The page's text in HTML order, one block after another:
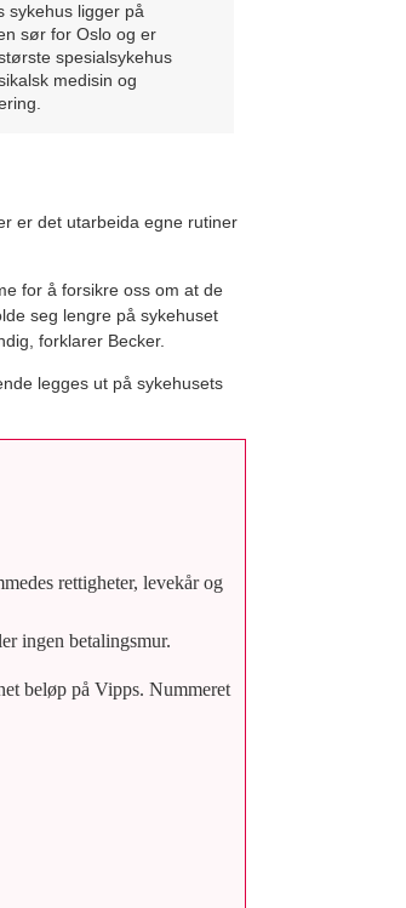
sykehus ligger på
sør for Oslo og er
spesialsykehus
medisin og
er det utarbeida egne rutiner
for å forsikre oss om at de
seg lengre på sykehuset
forklarer Becker.
legges ut på sykehusets
rettigheter, levekår og
ingen betalingsmur.
beløp på Vipps. Nummeret